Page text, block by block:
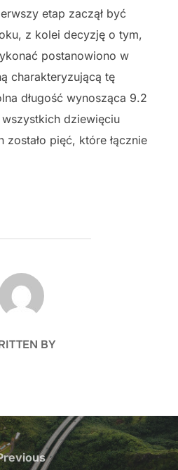
etap zaczął być
z kolei decyzję o tym,
postanowiono w
charakteryzującą tę
długość wynosząca 9.2
dziewięciu
pięć, które łącznie
AUTHOR
BY
Previous